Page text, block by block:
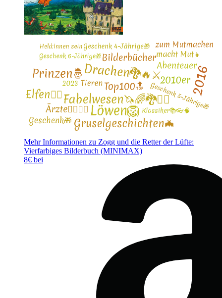
Mehr Informationen zu Zogg und die Retter der Lüfte:
Vierfarbiges Bilderbuch (MINIMAX)
8€ bei